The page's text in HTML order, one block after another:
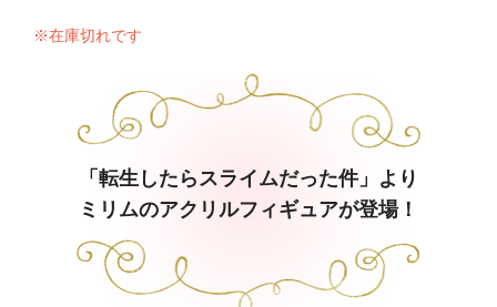
※在庫切れです
「転生したらスライムだった件」より
ミリムのアクリルフィギュアが登場！